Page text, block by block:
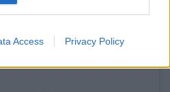
Access Privacy Policy